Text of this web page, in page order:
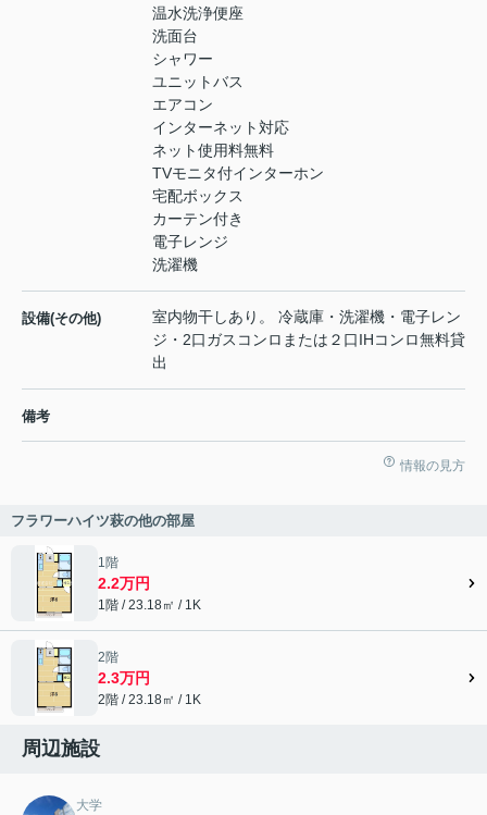
温水洗浄便座
洗面台
シャワー
ユニットバス
エアコン
インターネット対応
ネット使用料無料
TVモニタ付インターホン
宅配ボックス
カーテン付き
電子レンジ
洗濯機
設備(その他)
室内物干しあり。 冷蔵庫・洗濯機・電子レン
ジ・2口ガスコンロまたは２口IHコンロ無料貸
出
備考
情報の見方
フラワーハイツ萩の他の部屋
1階
2.2万円
1階 / 23.18㎡ / 1K
2階
2.3万円
2階 / 23.18㎡ / 1K
周辺施設
大学